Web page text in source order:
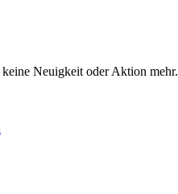
Neuigkeit oder Aktion mehr.